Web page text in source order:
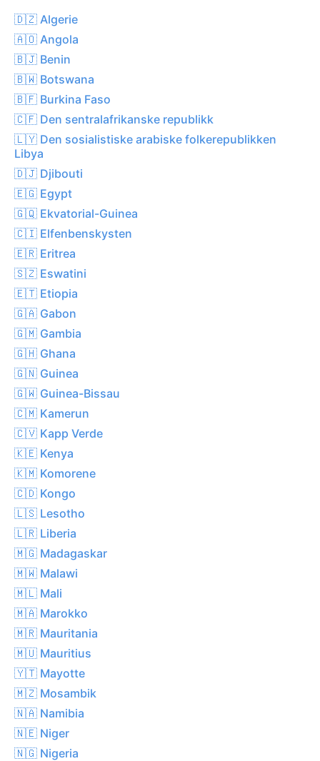
🇩🇿 Algerie
🇦🇴 Angola
🇧🇯 Benin
🇧🇼 Botswana
🇧🇫 Burkina Faso
🇨🇫 Den sentralafrikanske republikk
🇱🇾 Den sosialistiske arabiske folkerepublikken
Libya
🇩🇯 Djibouti
🇪🇬 Egypt
🇬🇶 Ekvatorial-Guinea
🇨🇮 Elfenbenskysten
🇪🇷 Eritrea
🇸🇿 Eswatini
🇪🇹 Etiopia
🇬🇦 Gabon
🇬🇲 Gambia
🇬🇭 Ghana
🇬🇳 Guinea
🇬🇼 Guinea-Bissau
🇨🇲 Kamerun
🇨🇻 Kapp Verde
🇰🇪 Kenya
🇰🇲 Komorene
🇨🇩 Kongo
🇱🇸 Lesotho
🇱🇷 Liberia
🇲🇬 Madagaskar
🇲🇼 Malawi
🇲🇱 Mali
🇲🇦 Marokko
🇲🇷 Mauritania
🇲🇺 Mauritius
🇾🇹 Mayotte
🇲🇿 Mosambik
🇳🇦 Namibia
🇳🇪 Niger
🇳🇬 Nigeria